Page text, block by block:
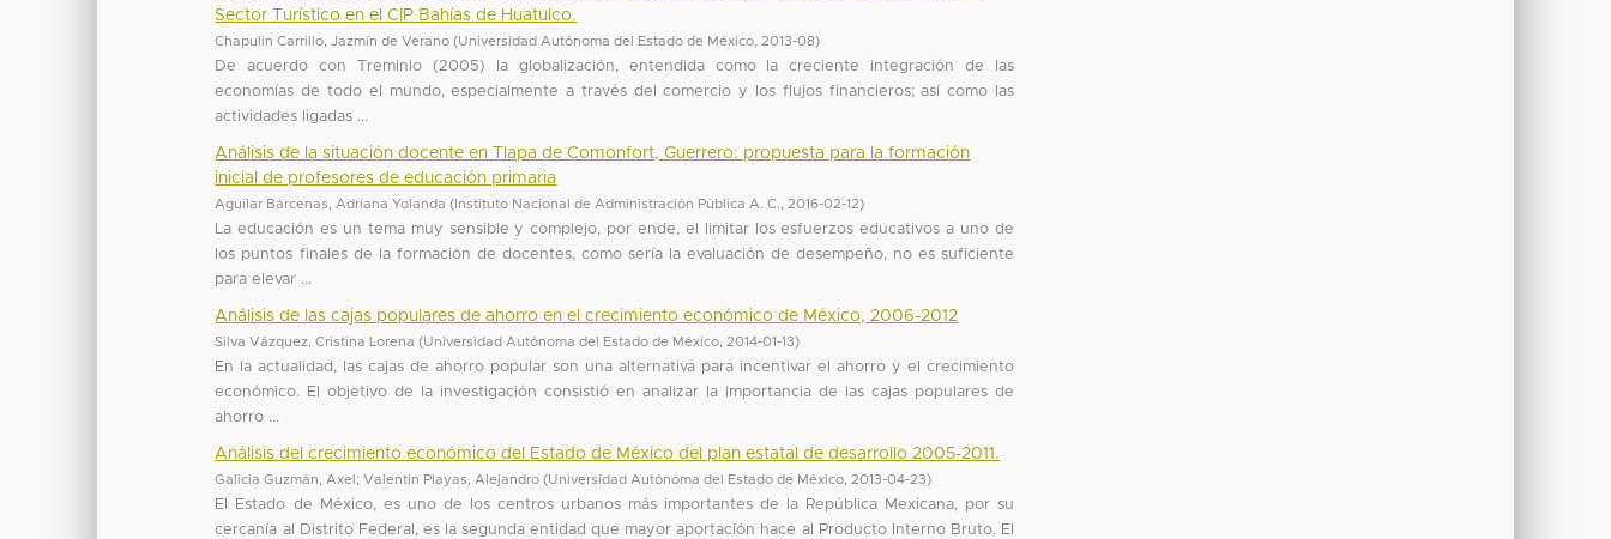
Sector Turístico en el CIP Bahías de Huatulco.
Chapulin Carrillo, Jazmín de Verano (Universidad Autónoma del Estado de México 2013-08)
De acuerdo con Treminio (2005) la globalización, entendida como la creciente integración de las
economías de todo el mundo, especialmente a través del comercio y los flujos financieros; así como las
actividades ligadas ...
Análisis de la situación docente en Tlapa de Comonfort, Guerrero: propuesta para la formación
inicial de profesores de educación primaria
Aguilar Bárcenas, Adriana Yolanda ( Instituto Nacional de Administración Pública A. C. 2016-02-12)
La educación es un tema muy sensible y complejo, por ende, el limitar los esfuerzos educativos a uno de
los puntos finales de la formación de docentes, como sería la evaluación de desempeño, no es suficiente
para elevar ...
Análisis de las cajas populares de ahorro en el crecimiento económico de México, 2006-2012
Silva Vázquez, Cristina Lorena (Universidad Autónoma del Estado de México 2014-01-13)
En la actualidad, las cajas de ahorro popular son una alternativa para incentivar el ahorro y el crecimiento
económico. El objetivo de la investigación consistió en analizar la importancia de las cajas populares de
ahorro ...
Análisis del crecimiento económico del Estado de México del plan estatal de desarrollo 2005-2011.
Galicia Guzmán, Axel ;Valentin Playas, Alejandro (Universidad Autónoma del Estado de México 2013-04-23)
El Estado de México, es uno de los centros urbanos más importantes de la República Mexicana, por su
cercanía al Distrito Federal, es la segunda entidad que mayor aportación hace al Producto Interno Bruto. El